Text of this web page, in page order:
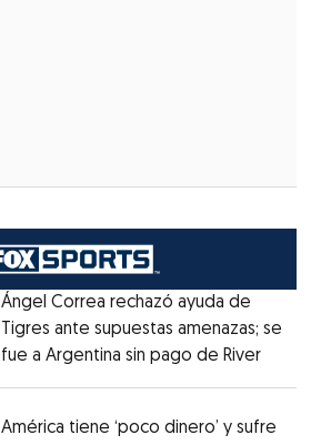
Ángel Correa rechazó ayuda de
Tigres ante supuestas amenazas; se
fue a Argentina sin pago de RiverOpens
América tiene ‘poco dinero’ y sufre